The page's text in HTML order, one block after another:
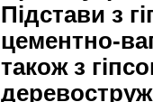
Підстави з
цементно-
також з